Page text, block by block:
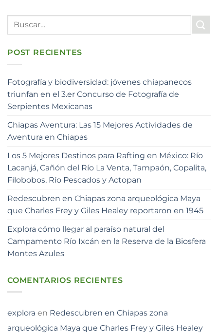
POST RECIENTES
Fotografía y biodiversidad: jóvenes chiapanecos
triunfan en el 3.er Concurso de Fotografía de
Serpientes Mexicanas
Chiapas Aventura: Las 15 Mejores Actividades de
Aventura en Chiapas
Los 5 Mejores Destinos para Rafting en México: Río
Lacanjá, Cañón del Río La Venta, Tampaón, Copalita,
Filobobos, Río Pescados y Actopan
Redescubren en Chiapas zona arqueológica Maya
que Charles Frey y Giles Healey reportaron en 1945
Explora cómo llegar al paraíso natural del
Campamento Río Ixcán en la Reserva de la Biosfera
Montes Azules
COMENTARIOS RECIENTES
explora en Redescubren en Chiapas zona
arqueológica Maya que Charles Frey y Giles Healey